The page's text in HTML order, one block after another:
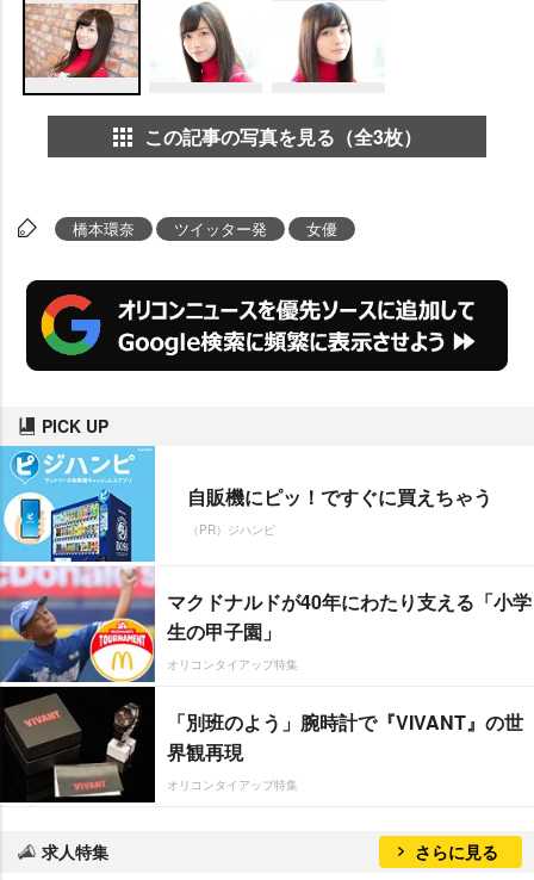
この記事の写真を見る（全3枚）
橋本環奈 ツイッター発 女優
PICK UP
自販機にピッ！ですぐに買えちゃう
（PR）ジハンピ
マクドナルドが40年にわたり支える「小学
生の甲子園」
オリコンタイアップ特集
「別班のよう」腕時計で『VIVANT』の世
界観再現
オリコンタイアップ特集
求人特集 さらに見る